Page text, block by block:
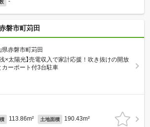
磐市町苅田
県赤磐市町苅田
浅×太陽光】売電収入で家計応援！吹き抜けの開放
カーポート付3台駐車
113.86m² 土地面積 190.43m²